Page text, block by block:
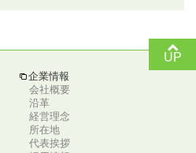
up
UP
tabs企業情報
会社概要
沿革
経営理念
所在地
代表挨拶